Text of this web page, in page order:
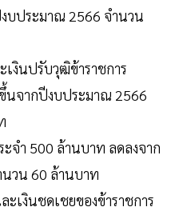
บประมาณ 2566 จำนวน
เงินปรับวุฒิข้าราชการ
นจากปีงบประมาณ 2566
จำ 500 ล้านบาท ลดลงจาก
วน 60 ล้านบาท
ะเงินชดเชยของข้าราชการ